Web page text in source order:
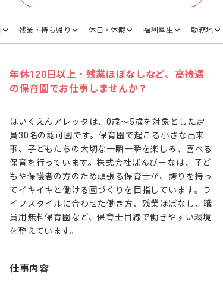
残業・持ち帰り 休日・休暇 福利厚生 勤務地
年休120日以上・残業ほぼなしなど、高待遇
の保育園でお仕事しませんか？
ほいくえんアレッタは、0歳～5歳を対象とした定
員30名の認可園です。保育園で起こる小さな出来
事、子どもたちの大切な一瞬一瞬を楽しみ、喜べる
保育を行っています。株式会社ばんびーなは、子ど
もや保護者の方のため頑張る保育士が、誇りを持っ
てイキイキと働ける園づくりを目指しています。ラ
イフスタイルに合わせた働き方、残業ほぼなし、職
員用無料保育園など、保育士目線で働きやすい環境
を整えています。
仕事内容